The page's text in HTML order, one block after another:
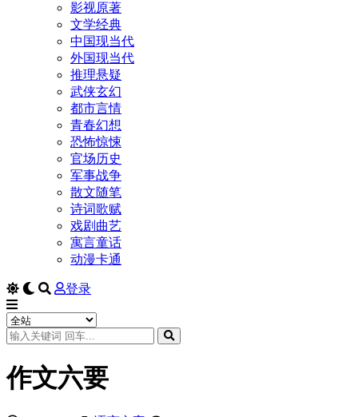
影视原著
文学经典
中国现当代
外国现当代
推理悬疑
武侠玄幻
都市言情
青春幻想
恐怖惊悚
官场历史
军事战争
散文随笔
诗词歌赋
戏剧曲艺
寓言童话
动漫卡通
登录
作文六要